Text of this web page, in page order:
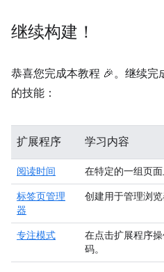
继续构建！
恭喜您完成本教程 🎉。继续
的技能：
扩展程序 学习内容
阅读时间
在特定的一组页面
标签页管理
器
创建用于管理浏览
专注模式
在点击扩展程序
码。